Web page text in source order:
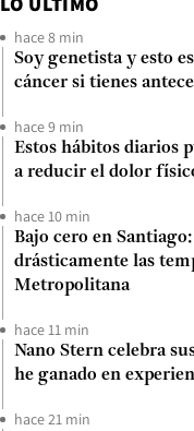
hace 8 min
Soy genetista y esto
cáncer si tienes
hace 9 min
Estos hábitos diarios
a reducir el dolor
hace 10 min
Bajo cero en
drásticamente las
Metropolitana
hace 11 min
Nano Stern celebra
he ganado en
hace 21 min